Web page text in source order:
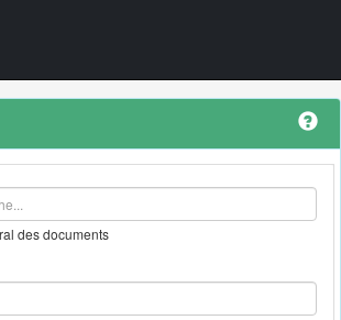
des documents